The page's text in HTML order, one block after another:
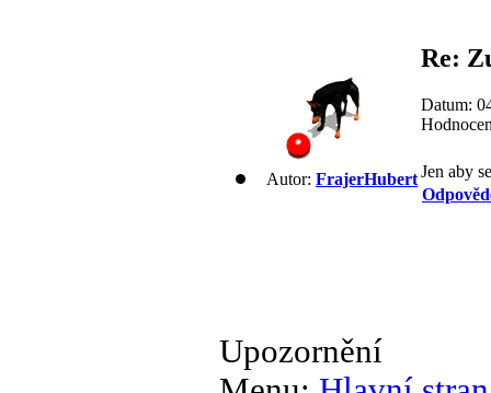
Autor: FrajerHubert
Re:
Datum:
Jen aby
Upozornění